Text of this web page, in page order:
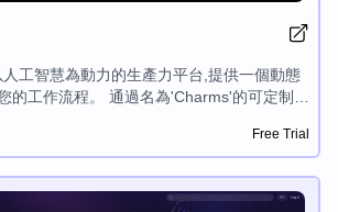
工智慧為動力的生產力平台,提供一個動態
的工作流程。 通過名為'Charms'的可定制人
更多工作。 憑藉無縫的文件整合、安全的
隊協作,CharmIQ 革新了您利用人工智慧提
Free Trial